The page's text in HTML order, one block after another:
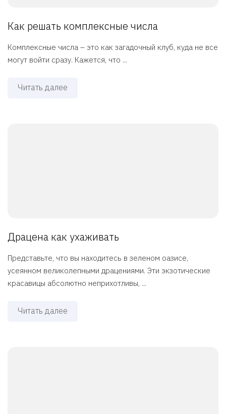
Как решать комплексные числа
Комплексные числа – это как загадочный клуб, куда не все
могут войти сразу. Кажется, что ...
Читать далее
Драцена как ухаживать
Представьте, что вы находитесь в зеленом оазисе,
усеянном великолепными драцениями. Эти экзотические
красавицы абсолютно неприхотливы, ...
Читать далее